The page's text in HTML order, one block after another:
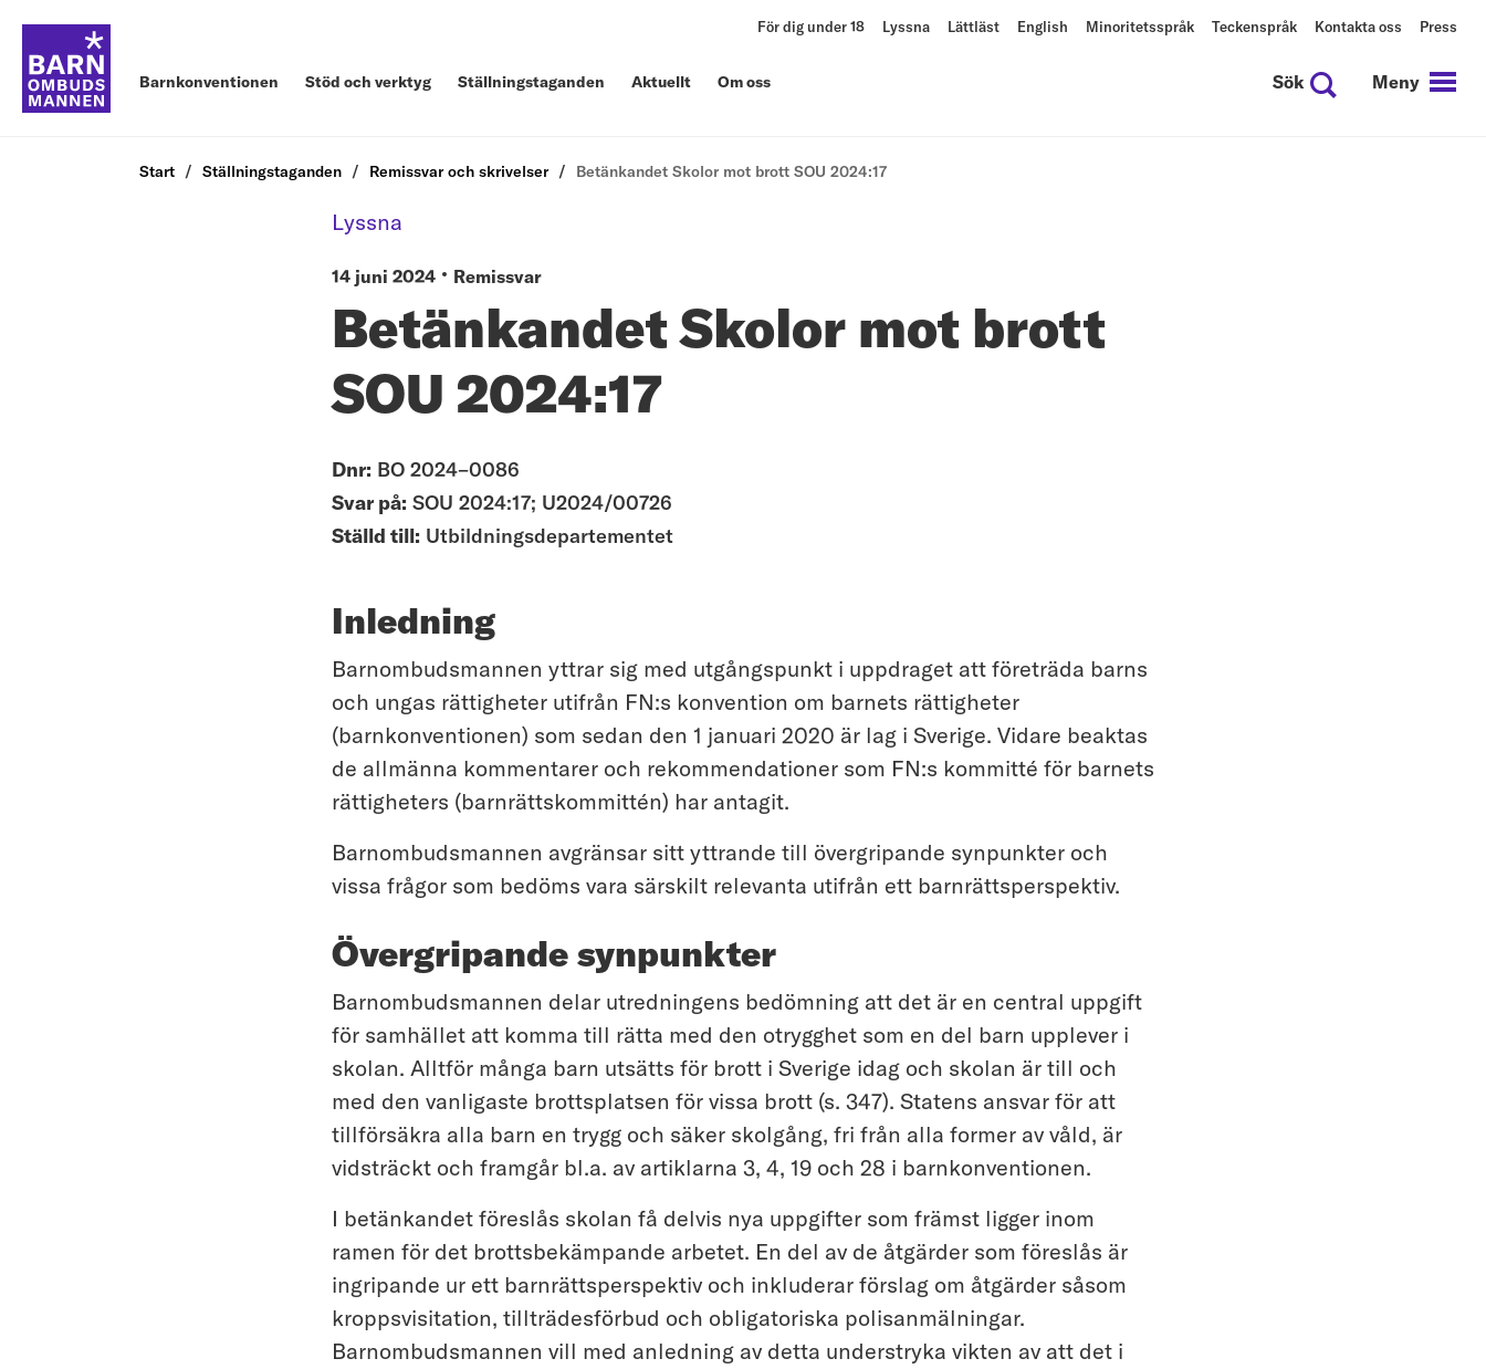
För dig under 18 Lyssna Lättläst English Minoritetsspråk Teckenspråk Kontakta oss Press
Barnkonventionen Stöd och verktyg Ställningstaganden Aktuellt Om oss Sök Meny
Start Ställningstaganden Remissvar och skrivelser Betänkandet Skolor mot brott SOU 2024:17
Lyssna
14 juni 2024 Remissvar
Betänkandet Skolor mot brott
SOU 2024:17
Dnr: BO 2024–0086
Svar på: SOU 2024:17; U2024/00726
Ställd till: Utbildningsdepartementet
Inledning
Barnombudsmannen yttrar sig med utgångspunkt i uppdraget att företräda barns
och ungas rättigheter utifrån FN:s konvention om barnets rättigheter
(barnkonventionen) som sedan den 1 januari 2020 är lag i Sverige. Vidare beaktas
de allmänna kommentarer och rekommendationer som FN:s kommitté för barnets
rättigheters (barnrättskommittén) har antagit.
Barnombudsmannen avgränsar sitt yttrande till övergripande synpunkter och
vissa frågor som bedöms vara särskilt relevanta utifrån ett barnrättsperspektiv.
Övergripande synpunkter
Barnombudsmannen delar utredningens bedömning att det är en central uppgift
för samhället att komma till rätta med den otrygghet som en del barn upplever i
skolan. Alltför många barn utsätts för brott i Sverige idag och skolan är till och
med den vanligaste brottsplatsen för vissa brott (s. 347). Statens ansvar för att
tillförsäkra alla barn en trygg och säker skolgång, fri från alla former av våld, är
vidsträckt och framgår bl.a. av artiklarna 3, 4, 19 och 28 i barnkonventionen.
I betänkandet föreslås skolan få delvis nya uppgifter som främst ligger inom
ramen för det brottsbekämpande arbetet. En del av de åtgärder som föreslås är
ingripande ur ett barnrättsperspektiv och inkluderar förslag om åtgärder såsom
kroppsvisitation, tillträdesförbud och obligatoriska polisanmälningar.
Barnombudsmannen vill med anledning av detta understryka vikten av att det i